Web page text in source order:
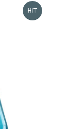
HIT